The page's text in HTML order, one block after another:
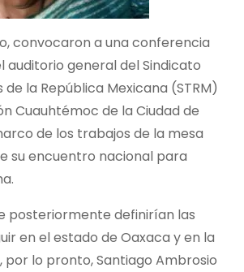
convocaron a una conferencia
auditorio general del Sindicato
la República Mexicana (STRM)
Cuauhtémoc de la Ciudad de
de los trabajos de la mesa
su encuentro nacional para
posteriormente definirían las
en el estado de Oaxaca y en la
por lo pronto, Santiago Ambrosio